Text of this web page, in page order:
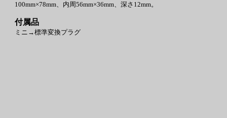
100mm×78mm、内周56mm×36mm、深さ12mm。
付属品
ミニ→標準変換プラグ